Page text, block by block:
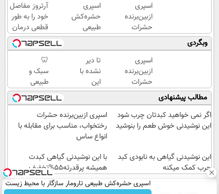
اسپری
ازبین‌برنده
حشرات
رختخواب،
مناسب
برای
مقابله با
انواع
ساس
اسپری
حشره‌کش
طبیعی
تارومار
سازگار با
محیط
زیست و با
محافظت
طبیعی
آرتروز مفاصل
خود را به طور
قطعی درمان
کنید!
◗پرسش‌نامه◖
وبگردی
اسپری
ازبین‌برنده
حشرات
رختخواب،
مناسب
برای
مقابله با
تا دیر
نشده با
این
دمنوش
گیاهی
جلوی
پیشروی
کبد
رو
بگیر55%تخفیف
🦷
سبک و
طبیعی
مثل
دندان
خودت!
نصب
اقساطی
💳 📍
تهران
مطالب پیشنهادی
اگر نمی خواهید کبدتان چرب شود
این نوشیدنی خوش طعم را بنوشید
اسپری ازبین‌برنده حشرات
رختخواب، مناسب برای مقابله با
انواع ساس
این نوشیدنی گیاهی به نابودی کبد
چرب کمک میکنه
با این نوشیدنی گیاهی کبدت
همیشه پرقدرته55%تخفیف
اسپری حشره‌کش طبیعی تارومار سازگار با محیط زیست